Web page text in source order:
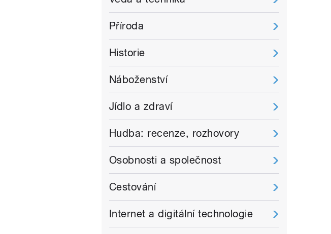
Příroda
Historie
Náboženství
Jídlo a zdraví
Hudba: recenze, rozhovory
Osobnosti a společnost
Cestování
Internet a digitální technologie